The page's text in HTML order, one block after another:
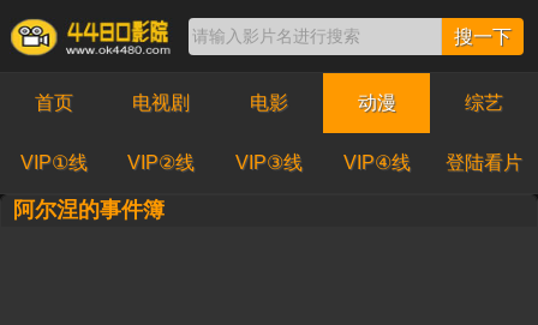
搜一下
首页 电视剧 电影 动漫 综艺
VIP①线 VIP②线 VIP③线 VIP④线 登陆看片
阿尔涅的事件簿